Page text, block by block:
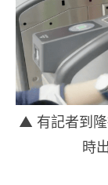
▲ 有記者到
時